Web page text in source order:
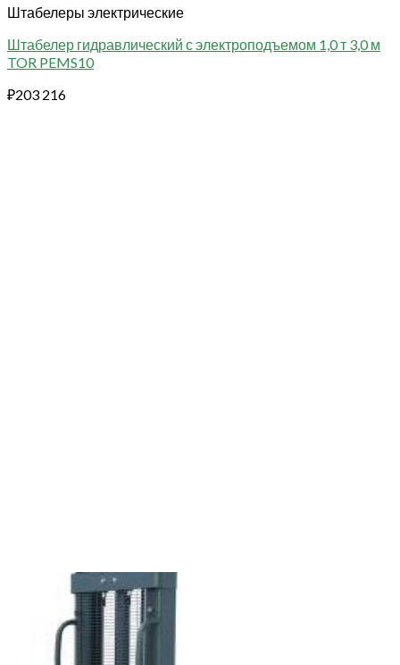
Штабелеры электрические
Штабелер гидравлический с электроподъемом 1,0 т 3,0 м
TOR PEMS10
₽203 216